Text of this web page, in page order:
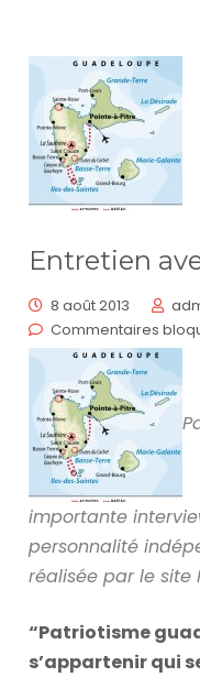
Entretien
8 août 2013
Commentaires
importante
personnalité
réalisée par le site
“Patriotisme
s’appartenir qui